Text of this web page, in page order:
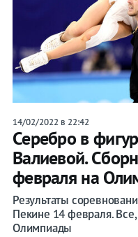
14/02/2022 в 22:42
Серебро в
Валиевой.
февраля на
Результаты
Пекине 14 февраля.
Олимпиады